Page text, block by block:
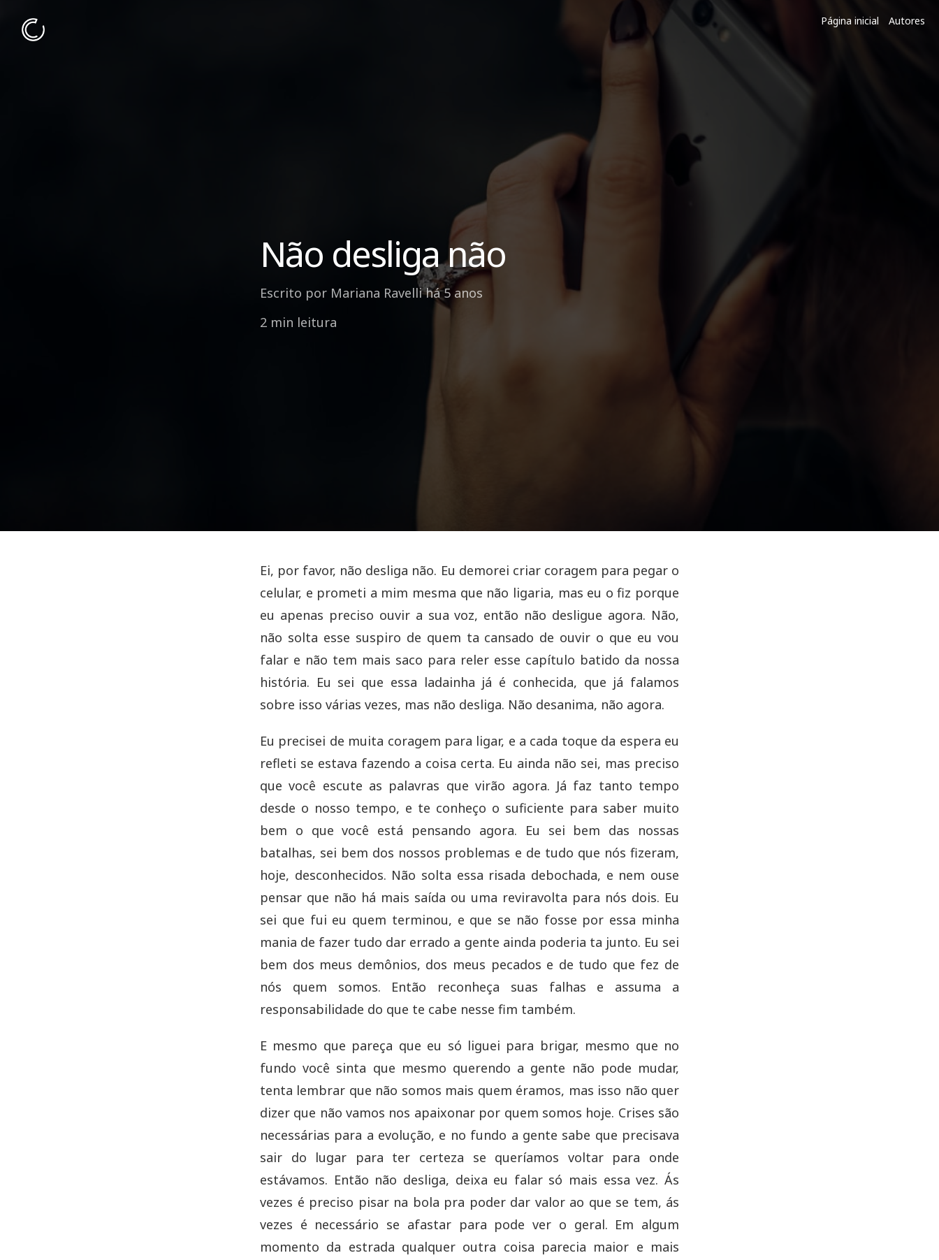
Página inicial Autores
Não desliga não
Escrito por Mariana Ravelli há 5 anos
2 min leitura
Ei, por favor, não desliga não. Eu demorei criar coragem para pegar o
celular, e prometi a mim mesma que não ligaria, mas eu o fiz porque
eu apenas preciso ouvir a sua voz, então não desligue agora. Não,
não solta esse suspiro de quem ta cansado de ouvir o que eu vou
falar e não tem mais saco para reler esse capítulo batido da nossa
história. Eu sei que essa ladainha já é conhecida, que já falamos
sobre isso várias vezes, mas não desliga. Não desanima, não agora.
Eu precisei de muita coragem para ligar, e a cada toque da espera eu
refleti se estava fazendo a coisa certa. Eu ainda não sei, mas preciso
que você escute as palavras que virão agora. Já faz tanto tempo
desde o nosso tempo, e te conheço o suficiente para saber muito
bem o que você está pensando agora. Eu sei bem das nossas
batalhas, sei bem dos nossos problemas e de tudo que nós fizeram,
hoje, desconhecidos. Não solta essa risada debochada, e nem ouse
pensar que não há mais saída ou uma reviravolta para nós dois. Eu
sei que fui eu quem terminou, e que se não fosse por essa minha
mania de fazer tudo dar errado a gente ainda poderia ta junto. Eu sei
bem dos meus demônios, dos meus pecados e de tudo que fez de
nós quem somos. Então reconheça suas falhas e assuma a
responsabilidade do que te cabe nesse fim também.
E mesmo que pareça que eu só liguei para brigar, mesmo que no
fundo você sinta que mesmo querendo a gente não pode mudar,
tenta lembrar que não somos mais quem éramos, mas isso não quer
dizer que não vamos nos apaixonar por quem somos hoje. Crises são
necessárias para a evolução, e no fundo a gente sabe que precisava
sair do lugar para ter certeza se queríamos voltar para onde
estávamos. Então não desliga, deixa eu falar só mais essa vez. Ás
vezes é preciso pisar na bola pra poder dar valor ao que se tem, ás
vezes é necessário se afastar para pode ver o geral. Em algum
momento da estrada qualquer outra coisa parecia maior e mais